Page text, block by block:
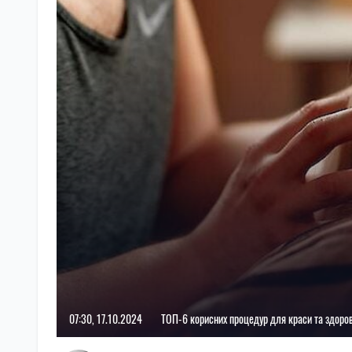
07:30, 17.10.2024 ТОП-6 корисних процедур для краси та